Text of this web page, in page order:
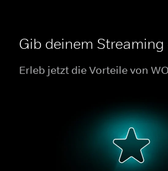
Gib deinem
Erleb jetzt die Vorteile von